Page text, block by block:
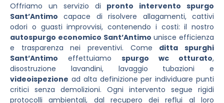
Offriamo un servizio di pronto intervento spurgo
Sant’Antimo capace di risolvere allagamenti, cattivi
odori o guasti improvvisi, contenendo i costi: il nostro
autospurgo economico Sant’Antimo unisce efficienza
e trasparenza nei preventivi. Come ditta spurghi
Sant’Antimo effettuiamo spurgo wc otturato,
disostruzione lavandini, lavaggio tubazioni e
videoispezione ad alta definizione per individuare punti
critici senza demolizioni. Ogni intervento segue rigidi
protocolli ambientali, dal recupero dei reflui al loro